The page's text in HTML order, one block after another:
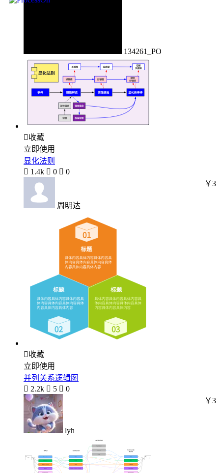
134261_PO
收藏
立即使用
显化法则
 1.4k  0  0
周明达
￥3
收藏
立即使用
并列关系逻辑图
 2.2k  5  0
lyh
￥3